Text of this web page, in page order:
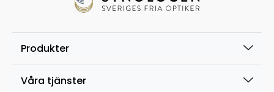
Produkter
Våra tjänster